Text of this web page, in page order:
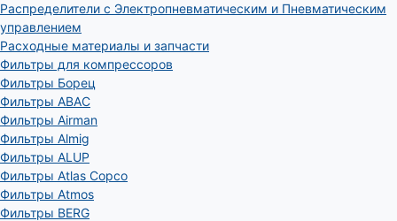
Распределители с Электропневматическим и Пневматическим
управлением
Расходные материалы и запчасти
Фильтры для компрессоров
Фильтры Борец
Фильтры ABAC
Фильтры Airman
Фильтры Almig
Фильтры ALUP
Фильтры Atlas Copco
Фильтры Atmos
Фильтры BERG